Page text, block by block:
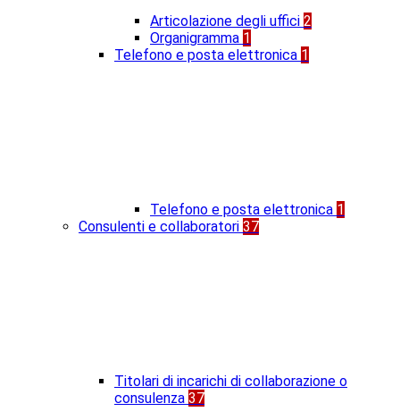
Articolazione degli uffici 2
Organigramma 1
Telefono e posta elettronica 1
Telefono e posta elettronica 1
Consulenti e collaboratori 37
Titolari di incarichi di collaborazione o
consulenza 37